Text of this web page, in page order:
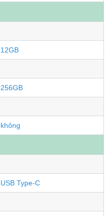
12GB
256GB
không
USB Type-C